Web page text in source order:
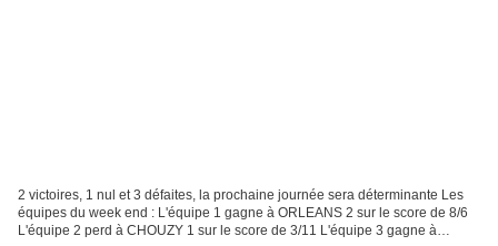
2 victoires, 1 nul et 3 défaites, la prochaine journée sera déterminante Les
équipes du week end : L'équipe 1 gagne à ORLEANS 2 sur le score de 8/6
L'équipe 2 perd à CHOUZY 1 sur le score de 3/11 L'équipe 3 gagne à